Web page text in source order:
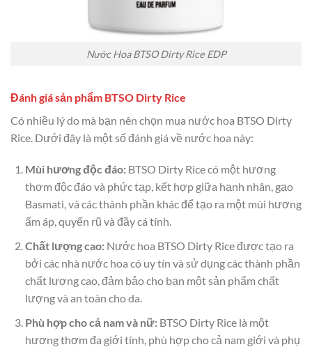
Nước Hoa BTSO Dirty Rice EDP
Đánh giá sản phẩm BTSO Dirty Rice
Có nhiều lý do mà bạn nên chọn mua nước hoa BTSO Dirty
Rice. Dưới đây là một số đánh giá về nước hoa này:
Mùi hương độc đáo:BTSO Dirty Rice có một hương
thơm độc đáo và phức tạp, kết hợp giữa hạnh nhân, gạo
Basmati, và các thành phần khác để tạo ra một mùi hương
ấm áp, quyến rũ và đầy cá tính.
Chất lượng cao:Nước hoa BTSO Dirty Rice được tạo ra
bởi các nhà nước hoa có uy tín và sử dụng các thành phần
chất lượng cao, đảm bảo cho bạn một sản phẩm chất
lượng và an toàn cho da.
Phù hợp cho cả nam và nữ:BTSO Dirty Rice là một
hương thơm đa giới tính, phù hợp cho cả nam giới và phụ